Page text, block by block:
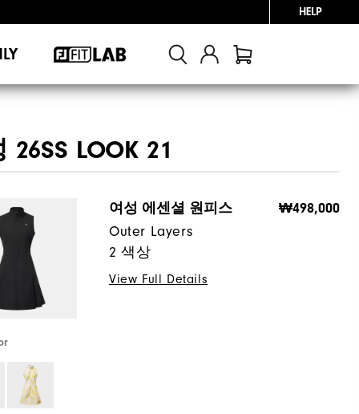
HELP
26SS LOOK 21
여성 에센셜 원피스
Outer Layers
2 색상
₩498,000
View Full Details